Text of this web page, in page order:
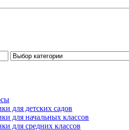
для детских садов
для начальных классов
для средних классов